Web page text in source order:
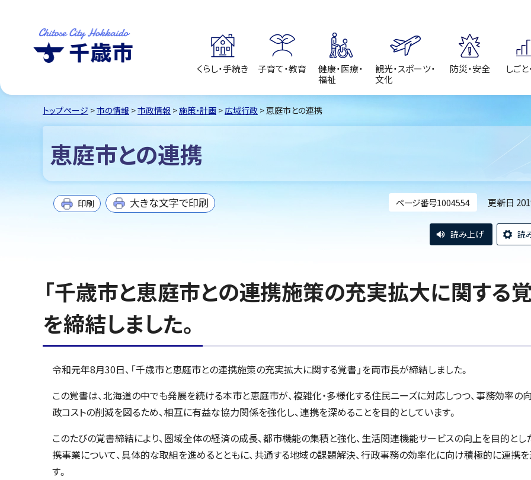
くらし・手続き 子育て・教育
健康・医療・
福祉
観光・スポーツ・
文化
防災・安全 しご
トップページ >市の情報 >市政情報 >施策・計画 >広域行政 > 恵庭市との連携
恵庭市との連携
ページ番号1004554 更新日
印刷 大きな文字で印刷
読み上げ 読
「千歳市と恵庭市との連携施策の充実拡大に関する
を締結しました。
令和元年8月30日、「千歳市と恵庭市との連携施策の充実拡大に関する覚書」を両市長が締結しました。
この覚書は、北海道の中でも発展を続ける本市と恵庭市が、複雑化・多様化する住民ニーズに対応しつつ、事務効率の
政コストの削減を図るため、相互に有益な協力関係を強化し、連携を深めることを目的としています。
このたびの覚書締結により、圏域全体の経済の成長、都市機能の集積と強化、生活関連機能サービスの向上を目的とし
携事業について、具体的な取組を進めるとともに、共通する地域の課題解決、行政事務の効率化に向け積極的に連携
す。